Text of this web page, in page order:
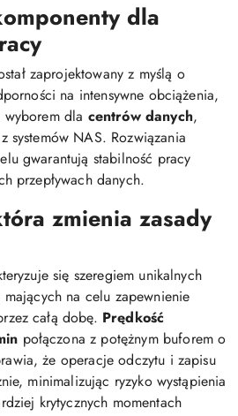
dla
zaprojektowany z myślą o
na intensywne obciążenia,
wyborem dla centrów danych,
systemów NAS. Rozwiązania
gwarantują stabilność pracy
przepływach danych.
zmienia zasady
się szeregiem unikalnych
na celu zapewnienie
całą dobę. Prędkość
połączona z potężnym buforem o
że operacje odczytu i zapisu
minimalizując ryzyko wystąpienia
krytycznych momentach